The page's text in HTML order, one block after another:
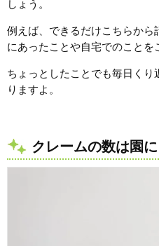
しょう。
例えば、できるだけこちらから
にあったことや自宅でのことを
ちょっとしたことでも毎日く
りますよ。
クレームの数は園